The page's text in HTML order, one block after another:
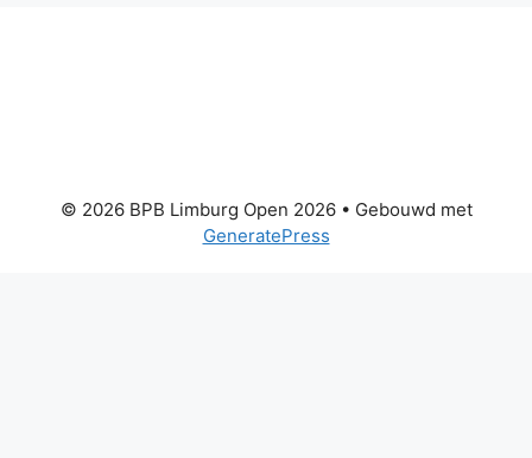
© 2026 BPB Limburg Open 2026• Gebouwd met
GeneratePress